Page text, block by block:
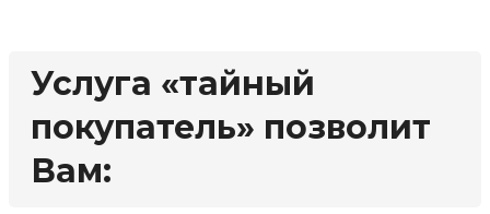
Услуга «тайный
покупатель» позволит
Вам: